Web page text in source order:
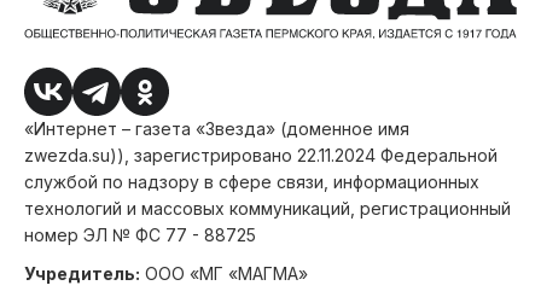
«Интернет – газета «Звезда» (доменное имя
zwezda.su)), зарегистрировано 22.11.2024 Федеральной
службой по надзору в сфере связи, информационных
технологий и массовых коммуникаций, регистрационный
номер ЭЛ № ФС 77 - 88725
Учредитель: ООО «МГ «МАГМА»